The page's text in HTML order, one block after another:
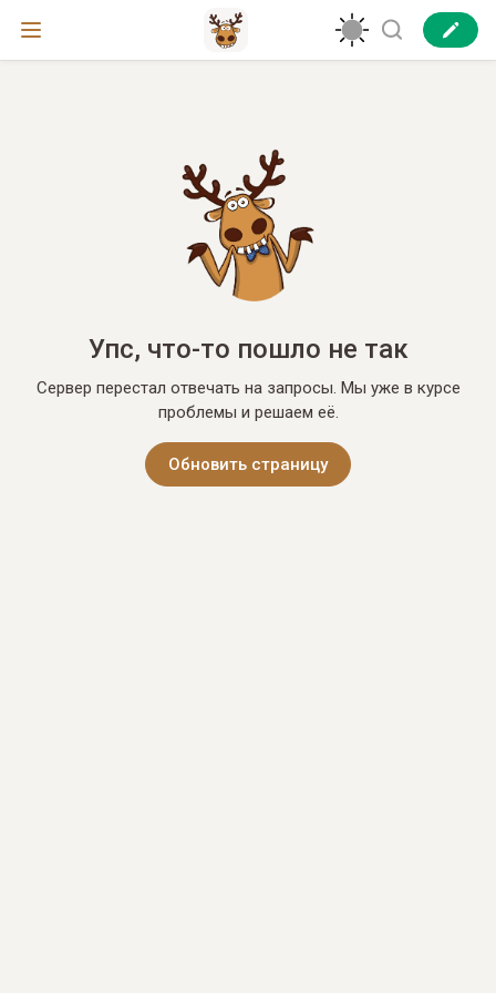
Упс, что-то пошло не так
Сервер перестал отвечать на запросы. Мы уже в курсе
проблемы и решаем её.
Обновить страницу